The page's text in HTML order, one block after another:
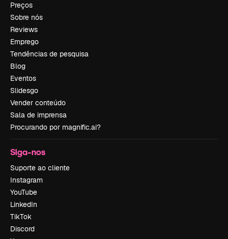
Preços
Sobre nós
Reviews
Emprego
Tendências de pesquisa
Blog
Eventos
Slidesgo
Vender conteúdo
Sala de imprensa
Procurando por magnific.ai?
Siga-nos
Suporte ao cliente
Instagram
YouTube
LinkedIn
TikTok
Discord